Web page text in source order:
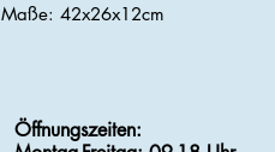
Maße: 42x26x12cm
Öffnungszeiten: